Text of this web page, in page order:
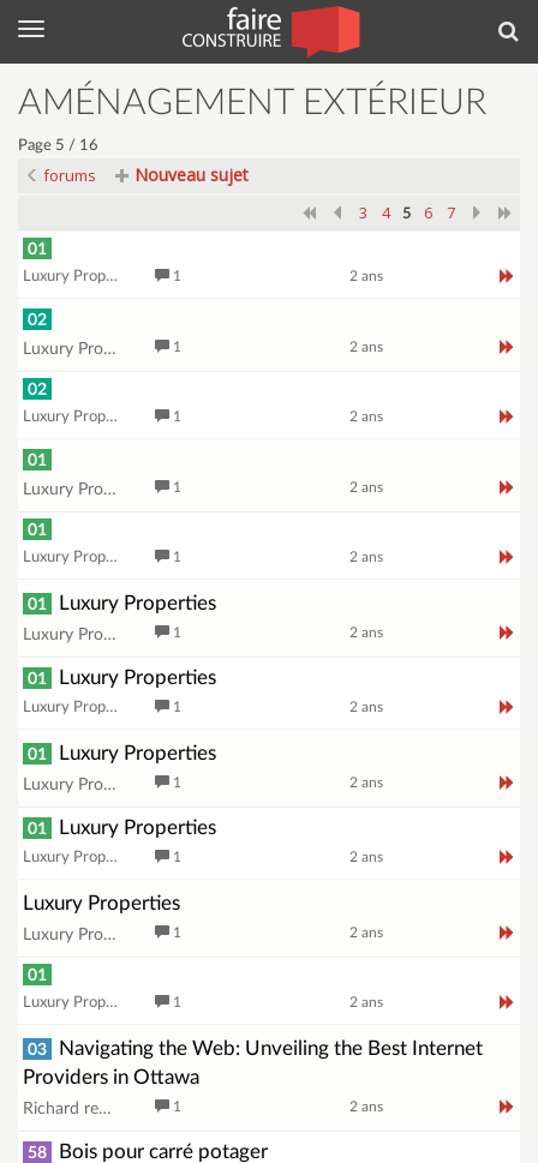
Menu
AMÉNAGEMENT EXTÉRIEUR
Page 5 / 16
forums Nouveau sujet
3 4 5 6 7
01
Luxury Proprties 1 2 ans
02
Luxury Proprties
1 2 ans
02
Luxury Proprties 1 2 ans
01
Luxury Proprties
1 2 ans
01
Luxury Proprties 1 2 ans
01 Luxury Properties
Luxury Proprties 1 2 ans
01 Luxury Properties
Luxury Proprties 1 2 ans
01 Luxury Properties
Luxury Proprties 1 2 ans
01 Luxury Properties
Luxury Proprties 1 2 ans
Luxury Properties
Luxury Proprties 1 2 ans
01
Luxury Proprties 1 2 ans
03
Navigating the Web: Unveiling the Best Internet
Providers in Ottawa
Richard reece 1 2 ans
58 Bois pour carré potager